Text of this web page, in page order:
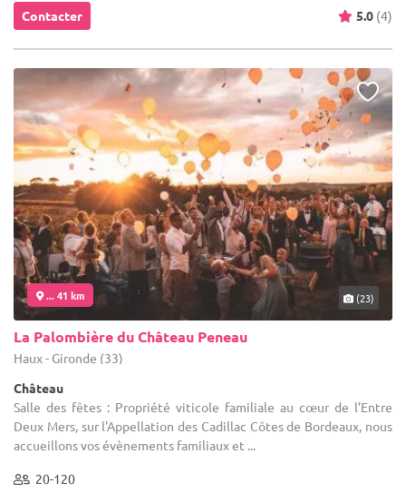
Contacter 5.0 (4)
... 41 km (23)
La Palombière du Château Peneau
Haux - Gironde (33)
Château
Salle des fêtes : Propriété viticole familiale au cœur de l’Entre
Deux Mers, sur l'Appellation des Cadillac Côtes de Bordeaux, nous
accueillons vos évènements familiaux et ...
20-120